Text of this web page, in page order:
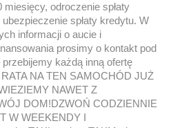
miesięcy, odroczenie spłaty
spłaty kredytu. W
informacji o aucie i
prosimy o kontakt pod
każdą inną ofertę
NA TEN SAMOCHÓD JUŻ
NAWET Z
DOM!DZWOŃ CODZIENNIE
W WEEKENDY I